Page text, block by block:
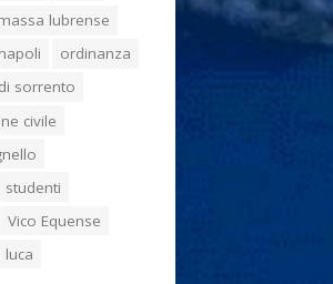
lubrense
napoli
ordinanza
sorrento
civile
studenti
Vico Equense
luca